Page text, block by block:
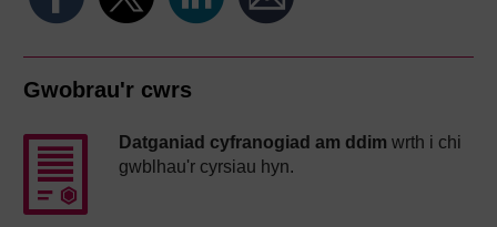
Gwobrau'r cwrs
Datganiad cyfranogiad am ddim wrth i chi
gwblhau'r cyrsiau hyn.